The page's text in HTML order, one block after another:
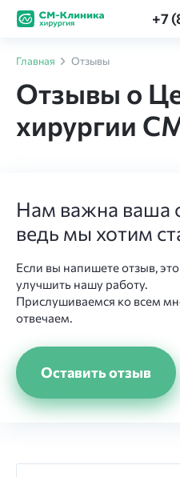
+7
Главная Отзывы
Отзывы о
хирургии
Нам важна ваша
ведь мы хотим
Если вы напишете отзыв,
улучшить нашу работу.
Прислушиваемся ко всем
отвечаем.
Оставить отзыв